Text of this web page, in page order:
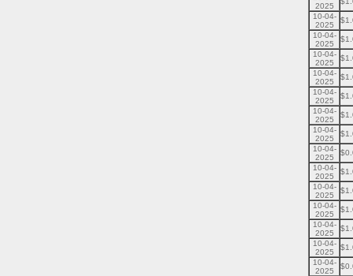
2025
10-04-
2025
10-04-
2025
10-04-
2025
10-04-
2025
10-04-
2025
10-04-
2025
10-04-
2025
10-04-
2025
10-04-
2025
10-04-
2025
10-04-
2025
10-04-
2025
10-04-
2025
10-04-
2025